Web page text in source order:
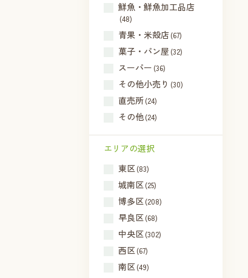
鮮魚・鮮魚加工品店
(48)
青果・米殻店(67)
菓子・パン屋 (32)
スーパー (36)
その他小売り (30)
直売所(24)
その他(24)
エリアの選択
東区(83)
城南区(25)
博多区(208)
早良区(68)
中央区(302)
西区(67)
南区(49)